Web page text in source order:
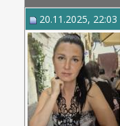
20.11.2025, 22:03